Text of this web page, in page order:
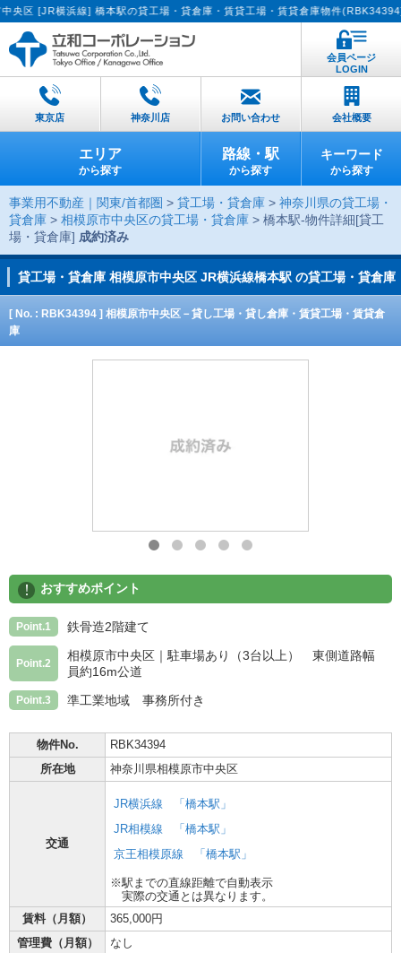
横浜線] 橋本駅の貸工場・貸倉庫・賃貸工場・賃貸倉庫物件(RBK34394)です
会員ページ
LOGIN
東京店 神奈川店 お問い合わせ 会社概要
エリア
から探す
路線・駅
から探す
キーワード
から探す
事業用不動産｜関東/首都圏 > 貸工場・貸倉庫 > 神奈川県の貸工場・
貸倉庫 > 相模原市中央区の貸工場・貸倉庫 > 橋本駅-物件詳細[貸工
場・貸倉庫] 成約済み
貸工場・貸倉庫 相模原市中央区 JR横浜線橋本駅 の貸工場・貸倉庫
[ No. : RBK34394 ] 相模原市中央区－貸し工場・貸し倉庫・賃貸工場・賃貸倉
庫
! おすすめポイント
Point.1 鉄骨造2階建て
Point.2
相模原市中央区｜駐車場あり（3台以上） 東側道路幅
員約16m公道
Point.3 準工業地域 事務所付き
物件No.
RBK34394
所在地
神奈川県相模原市中央区
交通
JR横浜線
「橋本駅」
JR相模線
「橋本駅」
京王相模原線
「橋本駅」
※駅までの直線距離で自動表示
実際の交通とは異なります。
賃料（月額）
365,000円
管理費（月額）
なし